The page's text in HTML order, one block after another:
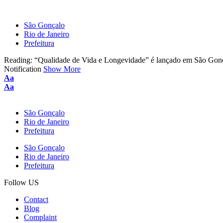
São Gonçalo
Rio de Janeiro
Prefeitura
Reading: “Qualidade de Vida e Longevidade” é lançado em São
Notification Show More
Aa
Aa
São Gonçalo
Rio de Janeiro
Prefeitura
São Gonçalo
Rio de Janeiro
Prefeitura
Follow US
Contact
Blog
Complaint